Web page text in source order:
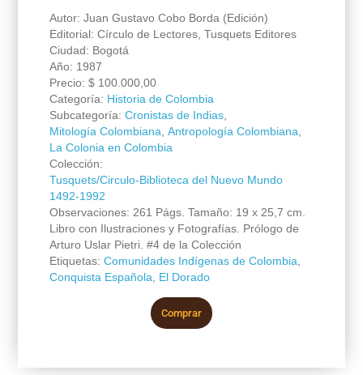
Autor: Juan Gustavo Cobo Borda (Edición)
Editorial: Círculo de Lectores, Tusquets Editores
Ciudad: Bogotá
Año: 1987
Precio: $100.000,00
Categoría: Historia de Colombia
Subcategoría: Cronistas de Indias,
Mitología Colombiana Antropología Colombiana
La Colonia en Colombia
Colección:
Tusquets/Circulo-Biblioteca del Nuevo Mundo
1492-1992
Observaciones: 261 Págs. Tamaño: 19 x 25,7 cm.
Libro con Ilustraciones y Fotografías. Prólogo de
Arturo Uslar Pietri. #4 de la Colección
Etiquetas: Comunidades Indígenas de Colombia
Conquista Española
El Dorado
Comprar